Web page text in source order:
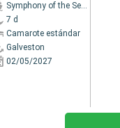
Symphony of the Seas
7 d
Camarote estándar
Galveston
02/05/2027